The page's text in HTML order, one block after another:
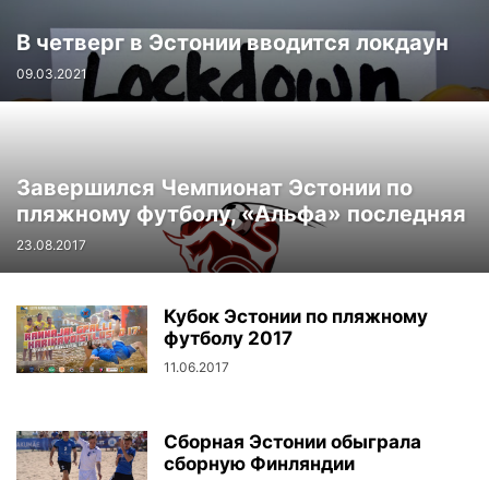
В четверг в Эстонии вводится локдаун
09.03.2021
Завершился Чемпионат Эстонии по
пляжному футболу, «Альфа» последняя
23.08.2017
Кубок Эстонии по пляжному
футболу 2017
11.06.2017
Сборная Эстонии обыграла
сборную Финляндии